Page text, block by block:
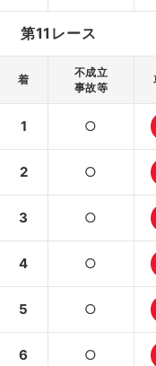
第11レース
着
不成立
事故等
1 ○
2 ○
3 ○
4 ○
5 ○
6 ○